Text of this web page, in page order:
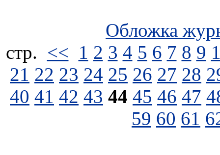
Обложка
стp. << 1 2 3 4 5 6 7 8 9
21 22 23 24 25 26 27 28
40 41 42 43 44 45 46 47
59 60 61